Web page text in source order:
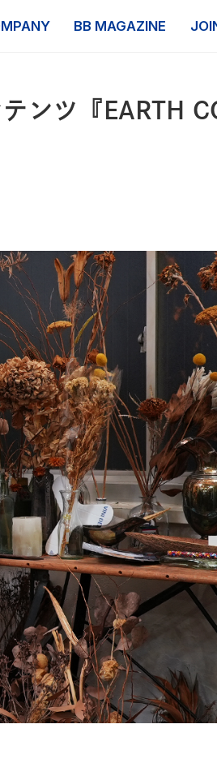
BB MAGAZINE
個人情報の開示につい
ソーシャルメディアポ
制作業務における基本
JP EN
ンツ『EARTH